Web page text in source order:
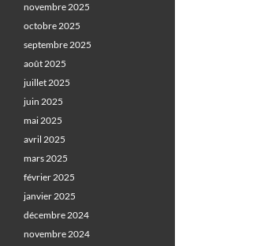
novembre 2025
octobre 2025
septembre 2025
août 2025
juillet 2025
juin 2025
mai 2025
avril 2025
mars 2025
février 2025
janvier 2025
décembre 2024
novembre 2024